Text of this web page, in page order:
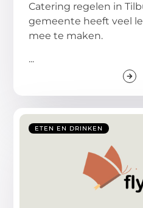
Catering regelen in
gemeente heeft veel
mee te maken.
...
ETEN EN DRINKEN